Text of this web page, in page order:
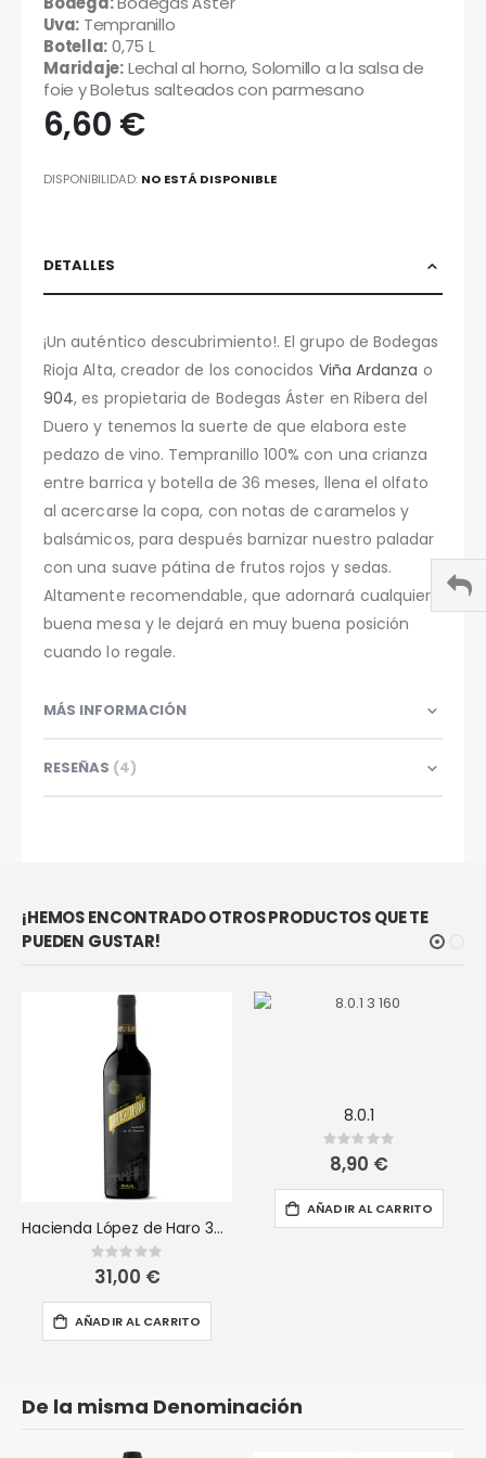
Uva: Tempranillo
Botella:0,75 L
Maridaje:Lechal al horno, Solomillo a la salsa de
foie y Boletus salteados con parmesano
6,60 €
DISPONIBILIDAD: NO ESTÁ DISPONIBLE
DETALLES
¡Un auténtico descubrimiento!. El grupo de Bodegas
Rioja Alta, creador de los conocidos Viña Ardanza o
904, es propietaria de Bodegas Áster en Ribera del
Duero y tenemos la suerte de que elabora este
pedazo de vino. Tempranillo 100% con una crianza
entre barrica y botella de 36 meses, llena el olfato
al acercarse la copa, con notas de caramelos y
balsámicos, para después barnizar nuestro paladar
con una suave pátina de frutos rojos y sedas.
Altamente recomendable, que adornará cualquier
buena mesa y le dejará en muy buena posición
cuando lo regale.
MÁS INFORMACIÓN
RESEÑAS 4
¡HEMOS ENCONTRADO OTROS PRODUCTOS QUE TE
PUEDEN GUSTAR!
Hacienda López de Haro 30 barricas
Rating:
0%
31,00 €
AÑADIR AL CARRITO
8.0.1
Rating:
0%
8,90 €
AÑADIR AL CARRITO
De la misma Denominación